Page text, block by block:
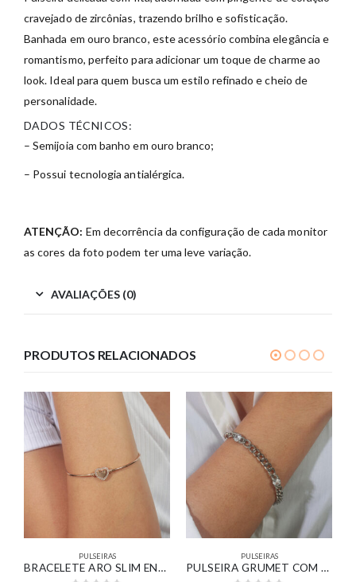
cravejado de zircônias, trazendo brilho e sofisticação.
Banhada em ouro branco, este acessório combina elegância e
romantismo, perfeito para adicionar um toque de charme ao
look. Ideal para quem busca um estilo refinado e cheio de
personalidade.
DADOS TÉCNICOS:
– Semijoia com banho em ouro branco;
– Possui tecnologia antialérgica.
ATENÇÃO: Em decorrência da configuração de cada monitor
as cores da foto podem ter uma leve variação.
AVALIAÇÕES (0)
PRODUTOS RELACIONADOS
PULSEIRAS
BRACELETE ARO SLIM ENCAIXE CORAÇÃO BANHADO EM OURO 18K
PULSEIRAS
PULSEIRA GRUMET COM DETALHES DE ZIRCÔNIAS CRISTAIS BANHADO EM OURO BRANCO